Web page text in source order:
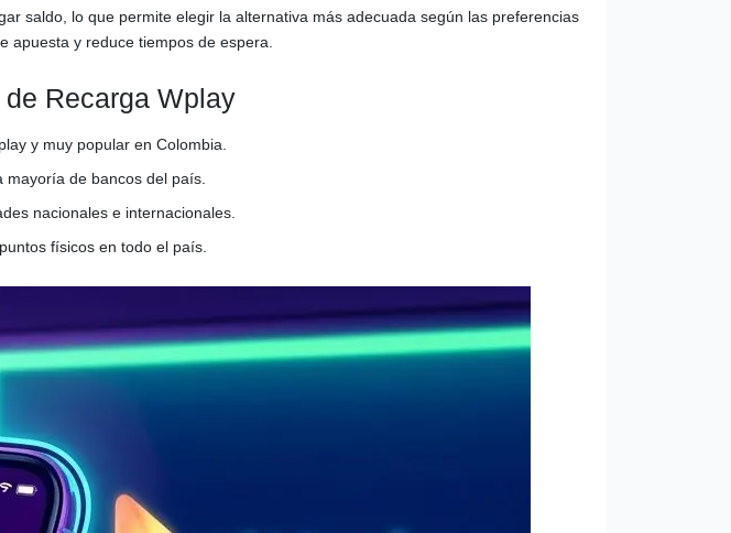
saldo, lo que permite elegir la alternativa más adecuada según las preferencias
apuesta y reduce tiempos de espera.
Recarga Wplay
y muy popular en Colombia.
de bancos del país.
nacionales e internacionales.
físicos en todo el país.